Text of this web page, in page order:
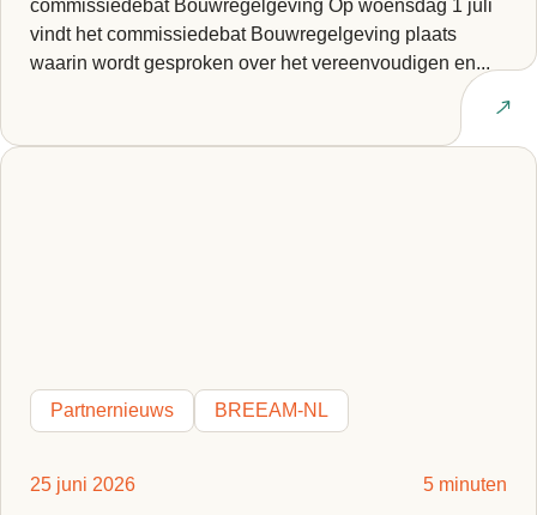
commissiedebat Bouwregelgeving Op woensdag 1 juli
vindt het commissiedebat Bouwregelgeving plaats
waarin wordt gesproken over het vereenvoudigen en...
Lees artikel
Partnernieuws BREEAM-NL
25 juni 2026 5 minuten